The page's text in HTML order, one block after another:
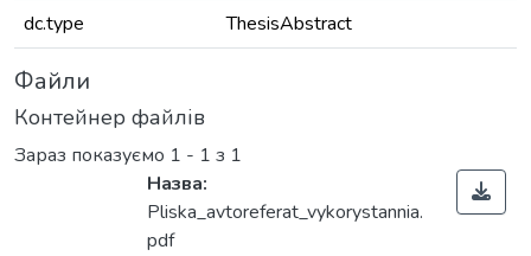
dc.type
ThesisAbstract
Файли
Контейнер файлів
Зараз показуємо 1 - 1 з 1
Назва:
Pliska_avtoreferat_vykorystannia.
pdf